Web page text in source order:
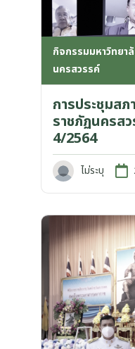
กิจกรรมมหาวิทยา
นครสวรรค์
การประชุมส
ราชภัฏนครส
4/2564
ไม่ระบุ